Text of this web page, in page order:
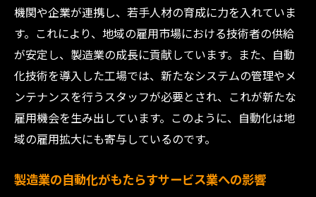
次世代技術による製造業の進化予測
自動化が地域社会と共存するための方策
未来の製造現場で求められる新たな労働力
自動化技術進化がもたらす地域経済への影
響
持続可能な製造業の未来に向けた戦略
地域経済と雇用にプラスとなる製造業の自動化
戦略
機関や企業が連携し、若手人材の育成に力を入れていま
す。これにより、地域の雇用市場における技術者の供給
が安定し、製造業の成長に貢献しています。また、自動
化技術を導入した工場では、新たなシステムの管理やメ
ンテナンスを行うスタッフが必要とされ、これが新たな
雇用機会を生み出しています。このように、自動化は地
域の雇用拡大にも寄与しているのです。
製造業の自動化がもたらすサービス業への影響